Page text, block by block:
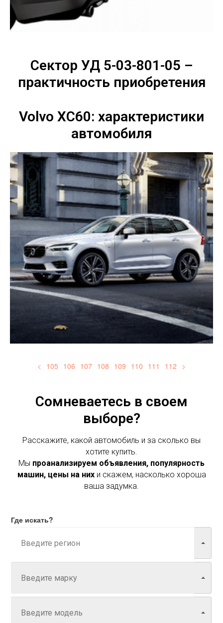
Сектор УД 5-03-801-05 –
практичность приобретения
Volvo XC60: характеристики
автомобиля
< 105 106 107 108 109 110 111 112 >
Сомневаетесь в своем
выборе?
Расскажите, какой автомобиль и за сколько вы
хотите купить.
Мы проанализируем объявления, популярность
машин, цены на нихи скажем, насколько хороша
ваша задумка.
Где искать?